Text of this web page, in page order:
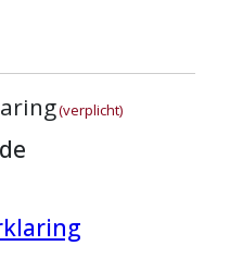
(verplicht)